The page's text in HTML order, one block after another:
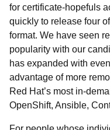
for certificate-hopefuls
quickly to release four
format. We have seen
popularity with our
has expanded with
advantage of more
Red Hat’s most in-
OpenShift, Ansible,